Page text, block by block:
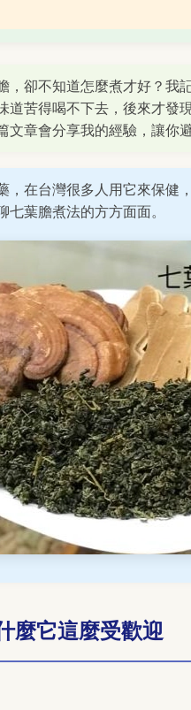
，卻不知道怎麼煮才好？我
道苦得喝不下去，後來才發
章會分享我的經驗，讓你
，在台灣很多人用它來保健
葉膽煮法的方方面面。
麼它這麼受歡迎